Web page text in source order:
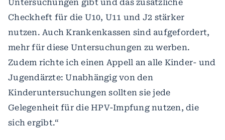
Untersuchungen gibt und das zusätzliche
Checkheft für die U10, U11 und J2 stärker
nutzen. Auch Krankenkassen sind aufgefordert,
mehr für diese Untersuchungen zu werben.
Zudem richte ich einen Appell an alle Kinder- und
Jugendärzte: Unabhängig von den
Kinderuntersuchungen sollten sie jede
Gelegenheit für die HPV-Impfung nutzen, die
sich ergibt.“